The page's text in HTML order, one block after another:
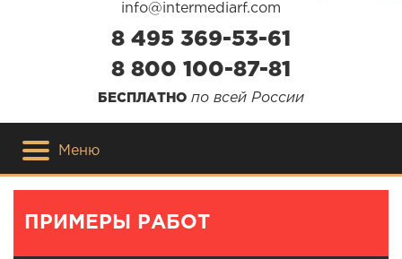
info@intermediarf.com
8 495 369-53-61
8 800 100-87-81
БЕСПЛАТНО по всей России
Меню
ПРИМЕРЫ РАБОТ